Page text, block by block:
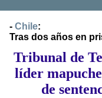
- Chile:
Tras dos años en
Tribunal de
líder
de